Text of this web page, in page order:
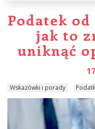
Podatek
jak to
uniknąć
Wskazówki i porady